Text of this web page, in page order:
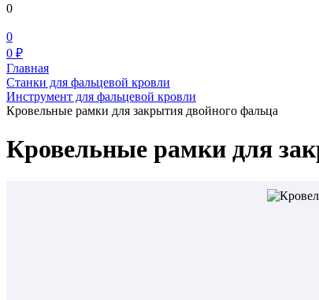
0
0
0 ₽
Главная
Станки для фальцевой кровли
Инструмент для фальцевой кровли
Кровельные рамки для закрытия двойного фальца
Кровельные рамки для